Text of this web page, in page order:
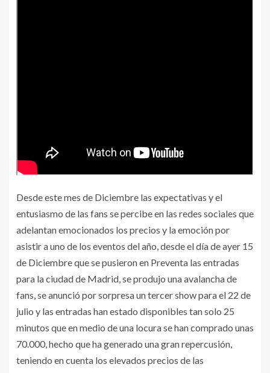
Desde este mes de Diciembre las expectativas y el
entusiasmo de las fans se percibe en las redes sociales que
adelantan emocionados los precios y la emoción por
asistir a uno de los eventos del año, desde el día de ayer 15
de Diciembre que se pusieron en Preventa las entradas
para la ciudad de Madrid, se produjo una avalancha de
fans, se anunció por sorpresa un tercer show para el 22 de
julio y las entradas han estado disponibles tan solo 25
minutos que en medio de una locura se han comprado unas
70.000, hecho que ha generado una gran repercusión,
teniendo en cuenta los elevados precios de las